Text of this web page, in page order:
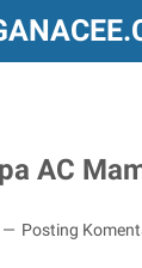
AC
Posting